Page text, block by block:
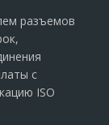
разъемов
с
ISO